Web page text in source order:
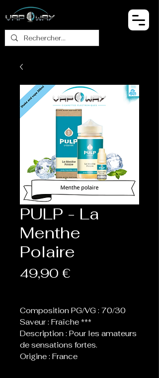
PULP - La
Menthe
Polaire
49,90 €
Composition PG/VG : 70/30
Saveur : Fraîche ***
Description : Pour les amateurs
de sensations fortes.
Origine : France